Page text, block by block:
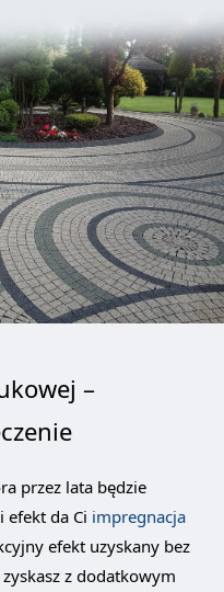
–
przez lata będzie
efekt da Ci impregnacja
efekt uzyskany bez
z dodatkowym